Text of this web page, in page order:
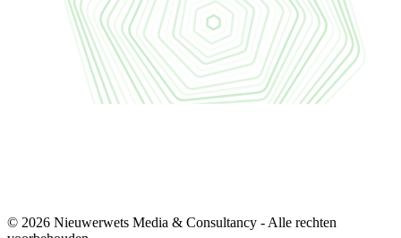
© 2026 Nieuwerwets Media & Consultancy - Alle rechten